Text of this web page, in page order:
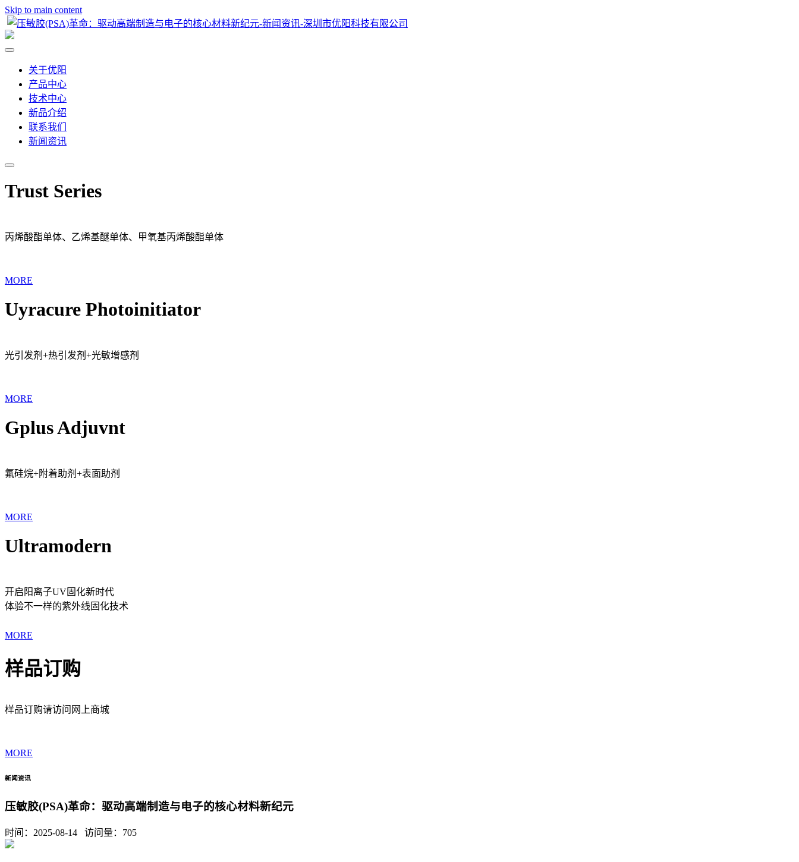
Skip to main content
关于优阳
产品中心
技术中心
新品介绍
联系我们
新闻资讯
Trust Series
丙烯酸酯单体、乙烯基醚单体、甲氧基丙烯酸酯单体
MORE
Uyracure Photoinitiator
光引发剂+热引发剂+光敏增感剂
MORE
Gplus Adjuvnt
氟硅烷+附着助剂+表面助剂
MORE
Ultramodern
开启阳离子UV固化新时代
体验不一样的紫外线固化技术
MORE
样品订购
样品订购请访问网上商城
MORE
新闻资讯
压敏胶(PSA)革命：驱动高端制造与电子的核心材料新纪元
时间：2025-08-14 访问量： 705